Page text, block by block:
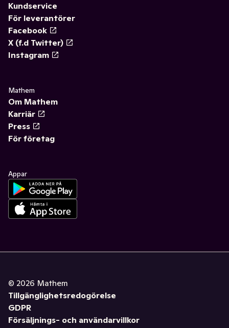
Kundservice
För leverantörer
Facebook
X (f.d Twitter)
Instagram
Mathem
Om Mathem
Karriär
Press
För företag
Appar
© 2026 Mathem
Tillgänglighetsredogörelse
GDPR
Försäljnings- och användarvillkor